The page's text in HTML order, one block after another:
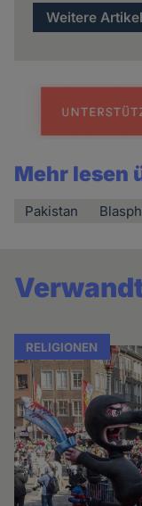
Weitere
Mehr lesen
Pakistan
RELIGIONEN